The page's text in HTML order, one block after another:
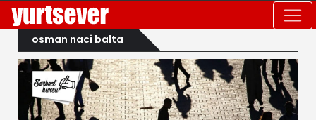
osman naci balta